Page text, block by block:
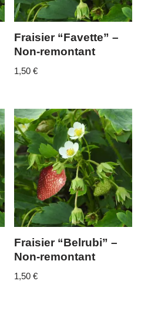
Fraisier “Favette” –
Non-remontant
1,50€
Fraisier “Belrubi” –
Non-remontant
1,50€